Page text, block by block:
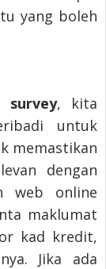
yang boleh
survey, kita
untuk
memastikan
dengan
web online
maklumat
kad kredit,
Jika ada